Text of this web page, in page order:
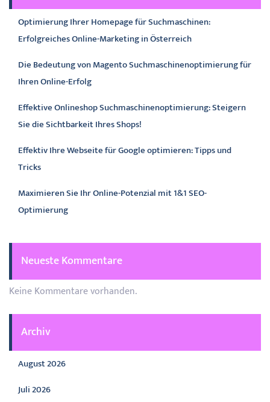
Optimierung Ihrer Homepage für Suchmaschinen:
Erfolgreiches Online-Marketing in Österreich
Die Bedeutung von Magento Suchmaschinenoptimierung für
Ihren Online-Erfolg
Effektive Onlineshop Suchmaschinenoptimierung: Steigern
Sie die Sichtbarkeit Ihres Shops!
Effektiv Ihre Webseite für Google optimieren: Tipps und
Tricks
Maximieren Sie Ihr Online-Potenzial mit 1&1 SEO-
Optimierung
Neueste Kommentare
Keine Kommentare vorhanden.
Archiv
August 2026
Juli 2026